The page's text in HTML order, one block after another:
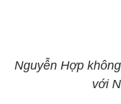
Nguyễn Hợp
với